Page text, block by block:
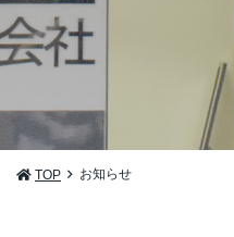
TOP お知らせ